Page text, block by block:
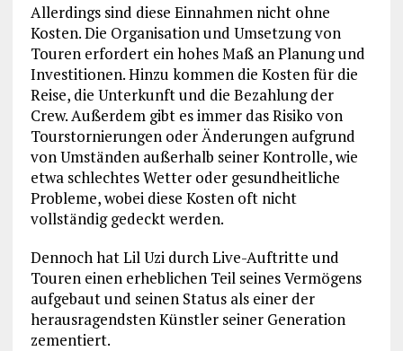
Allerdings sind diese Einnahmen nicht ohne
Kosten. Die Organisation und Umsetzung von
Touren erfordert ein hohes Maß an Planung und
Investitionen. Hinzu kommen die Kosten für die
Reise, die Unterkunft und die Bezahlung der
Crew. Außerdem gibt es immer das Risiko von
Tourstornierungen oder Änderungen aufgrund
von Umständen außerhalb seiner Kontrolle, wie
etwa schlechtes Wetter oder gesundheitliche
Probleme, wobei diese Kosten oft nicht
vollständig gedeckt werden.
Dennoch hat Lil Uzi durch Live-Auftritte und
Touren einen erheblichen Teil seines Vermögens
aufgebaut und seinen Status als einer der
herausragendsten Künstler seiner Generation
zementiert.